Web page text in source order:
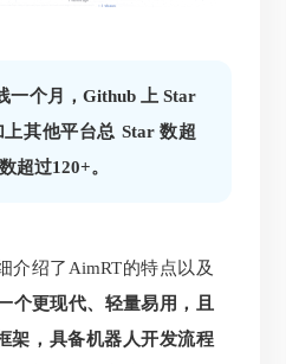
一个月，Github 上 Star
其他平台总 Star 数超
超过120+。
绍了AimRT的特点以及
个更现代、轻量易用，且
架，具备机器人开发流程